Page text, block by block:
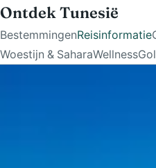
Ontdek Tunesië
BestemmingenReisinformatie
Woestijn & SaharaWellness